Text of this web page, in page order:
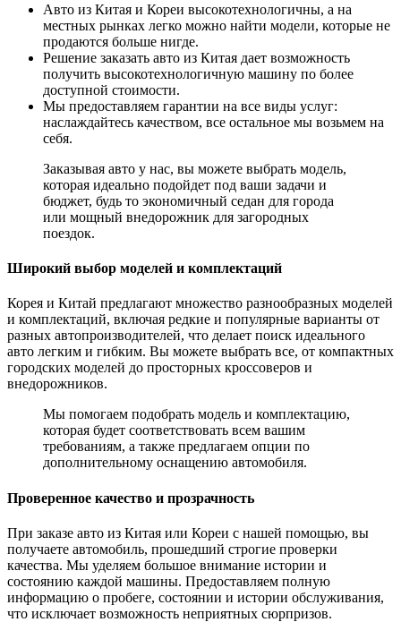
Авто из Китая и Кореи высокотехнологичны, а на
местных рынках легко можно найти модели, которые не
продаются больше нигде.
Решение заказать авто из Китая дает возможность
получить высокотехнологичную машину по более
доступной стоимости.
Мы предоставляем гарантии на все виды услуг:
наслаждайтесь качеством, все остальное мы возьмем на
себя.
Заказывая авто у нас, вы можете выбрать модель,
которая идеально подойдет под ваши задачи и
бюджет, будь то экономичный седан для города
или мощный внедорожник для загородных
поездок.
Широкий выбор моделей и комплектаций
Корея и Китай предлагают множество разнообразных моделей
и комплектаций, включая редкие и популярные варианты от
разных автопроизводителей, что делает поиск идеального
авто легким и гибким. Вы можете выбрать все, от компактных
городских моделей до просторных кроссоверов и
внедорожников.
Мы помогаем подобрать модель и комплектацию,
которая будет соответствовать всем вашим
требованиям, а также предлагаем опции по
дополнительному оснащению автомобиля.
Проверенное качество и прозрачность
При заказе авто из Китая или Кореи с нашей помощью, вы
получаете автомобиль, прошедший строгие проверки
качества. Мы уделяем большое внимание истории и
состоянию каждой машины. Предоставляем полную
информацию о пробеге, состоянии и истории обслуживания,
что исключает возможность неприятных сюрпризов.